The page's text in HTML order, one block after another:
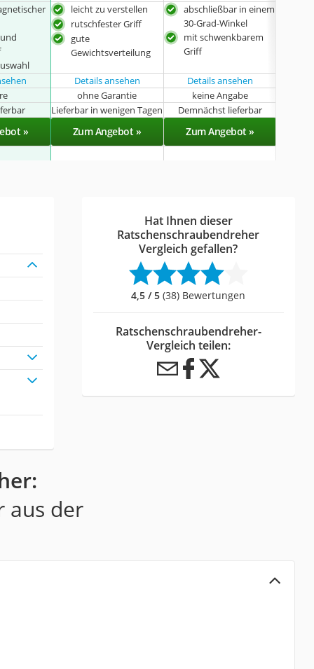
leicht zu verstellen
rutschfester Griff
gute
Gewichtsverteilung
abschließbar in einem
30-Grad-Winkel
mit schwenkbarem
Griff
Details ansehen
Details ansehen
ohne Garantie keine Angabe
Lieferbar in wenigen Tagen Demnächst lieferbar
» Zum Angebot » Zum Angebot »
Hat Ihnen dieser
Ratschenschraubendreher
Vergleich gefallen?
4,5 / 5 (38) Bewertungen
Ratschenschraubendreher-
Vergleich teilen:
aus der